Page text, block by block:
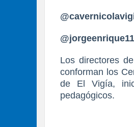
Los directores
conforman los
de El Vigía,
pedagógicos.